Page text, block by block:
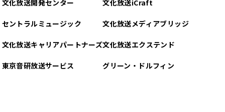
文化放送開発センター
セントラルミュージック
文化放送キャリアパートナーズ
東京音研放送サービス
文化放送iCraft
文化放送メディアブリッジ
文化放送エクステンド
グリーン・ドルフィン